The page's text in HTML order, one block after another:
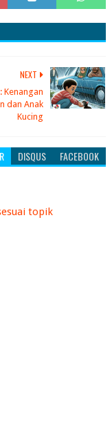
NEXT
Kenangan
dan Anak
Kucing
DISQUS FACEBOOK
topik